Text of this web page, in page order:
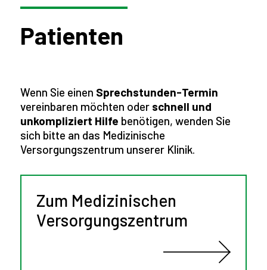
Patienten
Wenn Sie einen Sprechstunden-Termin
vereinbaren möchten oder schnell und
unkompliziert Hilfe benötigen, wenden Sie
sich bitte an das Medizinische
Versorgungszentrum unserer Klinik.
Zum Medizinischen
Versorgungszentrum